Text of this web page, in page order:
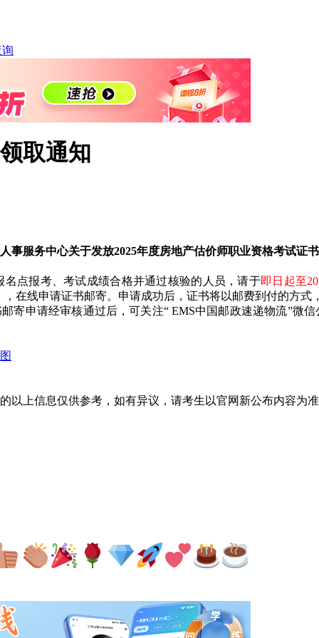
取通知
事服务中心关于发放2025年度房地产估价师职业资格考试证
点报考、考试成绩合格并通过核验的人员，请于即日起至
，在线申请证书邮寄。申请成功后，证书将以邮费到付的方
寄申请经审核通过后，可关注“ EMS中国邮政速递物流”微
以上信息仅供参考，如有异议，请考生以官网新公布内容为